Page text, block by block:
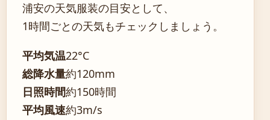
浦安の天気服装の目安として、
1時間ごとの天気もチェックしましょう。
平均気温22°C
総降水量約120mm
日照時間約150時間
平均風速約3m/s